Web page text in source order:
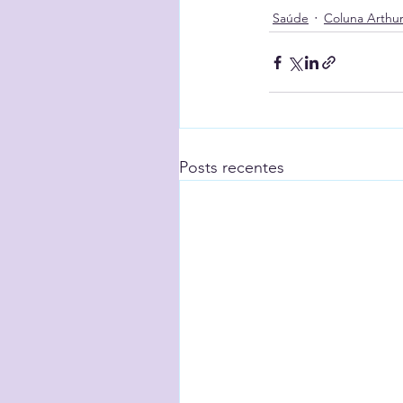
Saúde Coluna
Posts recentes